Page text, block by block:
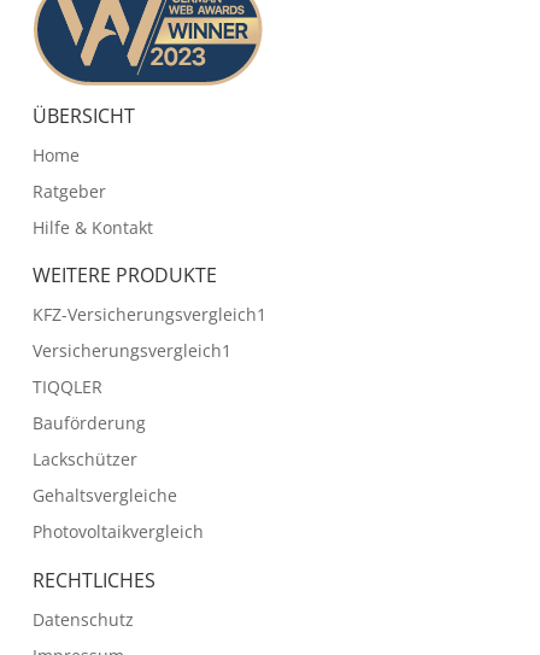
ÜBERSICHT
Home
Ratgeber
Hilfe & Kontakt
WEITERE PRODUKTE
KFZ-Versicherungsvergleich1
Versicherungsvergleich1
TIQQLER
Bauförderung
Lackschützer
Gehaltsvergleiche
Photovoltaikvergleich
RECHTLICHES
Datenschutz